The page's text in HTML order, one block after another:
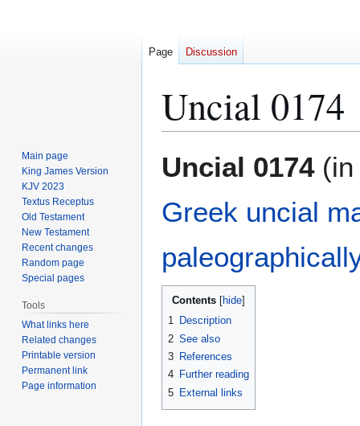
Uncial 0174
to
to
Uncial 0174(in
Greek uncial
Contents
1 Description
2 See also
3 References
4 Further reading
5 External links
Page Discussion
Main page
King James Version
KJV 2023
Textus Receptus
Old Testament
New Testament
Recent changes
Random page
Special pages
Tools
What links here
Related changes
Printable version
Permanent link
Page information